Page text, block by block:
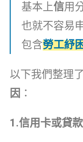
基本上信用
也就不容易
包含勞工紓
以下我們整理了
因 ：
1.信用卡或貸